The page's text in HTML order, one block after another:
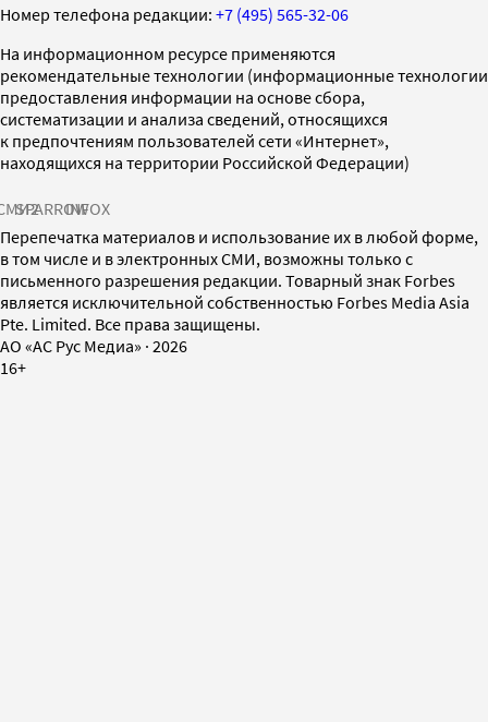
Номер телефона редакции: +7 (495) 565-32-06
На информационном ресурсе применяются
рекомендательные технологии (информационные технологии
предоставления информации на основе сбора,
систематизации и анализа сведений, относящихся
к предпочтениям пользователей сети «Интернет»,
находящихся на территории Российской Федерации)
SPARROWINFOX
Перепечатка материалов и использование их в любой форме,
в том числе и в электронных СМИ, возможны только с
письменного разрешения редакции. Товарный знак Forbes
является исключительной собственностью Forbes Media Asia
Pte. Limited. Все права защищены.
AO «АС Рус Медиа» · 2026
16+